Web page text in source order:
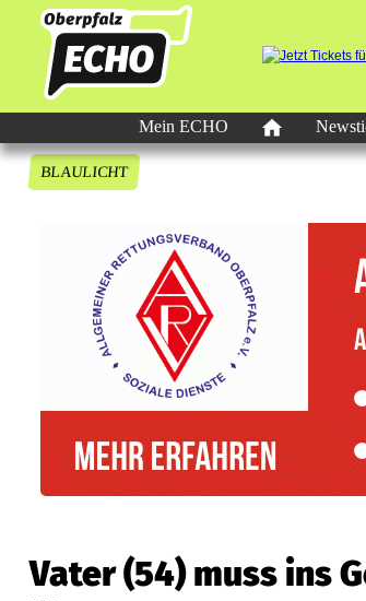
Mein ECHO
BLAULICHT
Vater (54) muss ins